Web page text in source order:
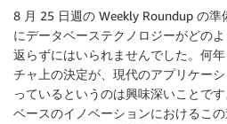
8 月 25 日週の Weekly Roundup の
にデータベーステクノロジーがどの
返らずにはいられませんでした。何
チャ上の決定が、現代のアプリケー
っているというのは興味深いことで
ベースのイノベーションにおけるこ